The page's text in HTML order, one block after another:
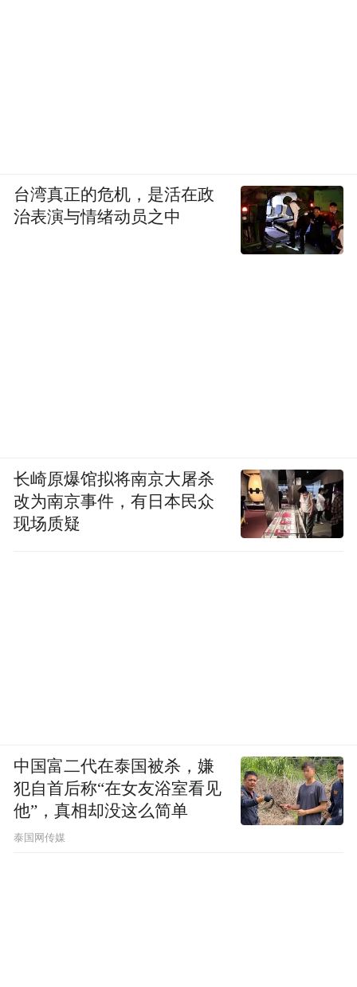
台湾真正的危机，是活在政
治表演与情绪动员之中
长崎原爆馆拟将南京大屠杀
改为南京事件，有日本民众
现场质疑
中国富二代在泰国被杀，嫌
犯自首后称“在女友浴室看见
他”，真相却没这么简单
泰国网传媒